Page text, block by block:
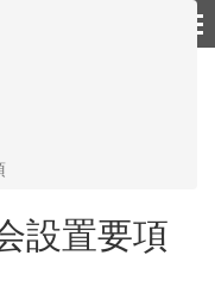
設置要項